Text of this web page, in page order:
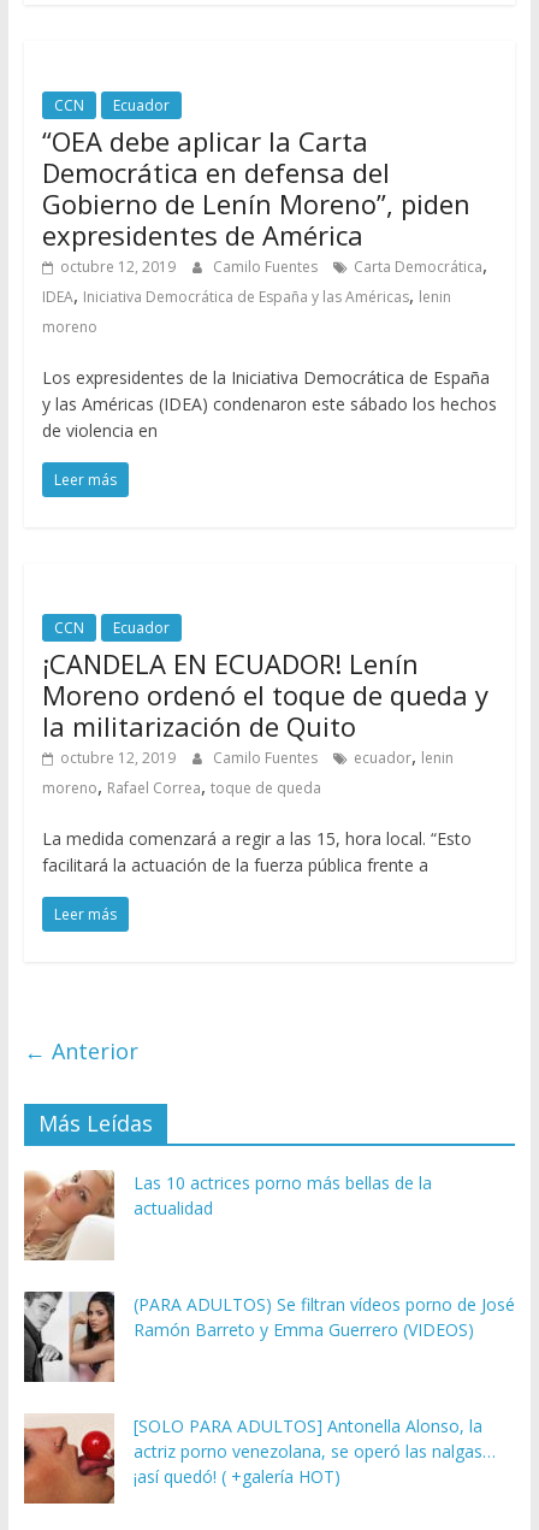
CCN Ecuador
“OEA debe aplicar la Carta
Democrática en defensa del
Gobierno de Lenín Moreno”, piden
expresidentes de América
octubre 12, 2019 Camilo Fuentes Carta Democrática,
IDEA, Iniciativa Democrática de España y las Américas, lenin
moreno
Los expresidentes de la Iniciativa Democrática de España
y las Américas (IDEA) condenaron este sábado los hechos
de violencia en
Leer más
CCN Ecuador
¡CANDELA EN ECUADOR! Lenín
Moreno ordenó el toque de queda y
la militarización de Quito
octubre 12, 2019 Camilo Fuentes ecuador, lenin
moreno, Rafael Correa, toque de queda
La medida comenzará a regir a las 15, hora local. “Esto
facilitará la actuación de la fuerza pública frente a
Leer más
← Anterior
Más Leídas
Las 10 actrices porno más bellas de la
actualidad
(PARA ADULTOS) Se filtran vídeos porno de José
Ramón Barreto y Emma Guerrero (VIDEOS)
[SOLO PARA ADULTOS] Antonella Alonso, la
actriz porno venezolana, se operó las nalgas…
¡así quedó! ( +galería HOT)